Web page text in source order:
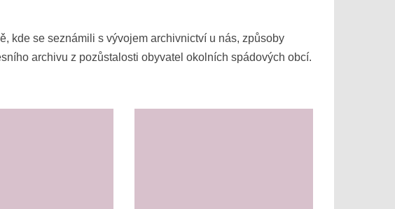
kde se seznámili s vývojem archivnictví u nás, způsoby
archivu z pozůstalosti obyvatel okolních spádových obcí.